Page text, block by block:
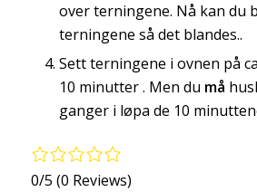
over terningene. Nå kan du
terningene så det blandes..
Sett terningene i ovnen på
10 minutter . Men du må
ganger i løpa de 10
0/5 (0 Reviews)